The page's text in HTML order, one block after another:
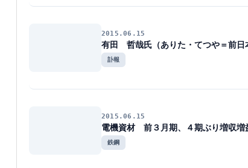
2015.06.15
有田 哲哉氏（ありた・てつや＝前日
訃報
2015.06.15
電機資材 前３月期、４期ぶり増収増
鉄鋼